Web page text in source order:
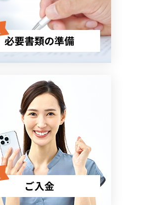
必要書類の準備
ご入金